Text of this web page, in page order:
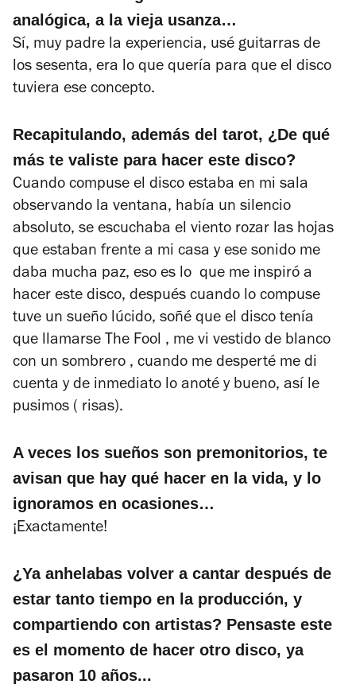
analógica, a la vieja usanza…
Sí, muy padre la experiencia, usé guitarras de
los sesenta, era lo que quería para que el disco
tuviera ese concepto.
Recapitulando, además del tarot, ¿De qué
más te valiste para hacer este disco?
Cuando compuse el disco estaba en mi sala
observando la ventana, había un silencio
absoluto, se escuchaba el viento rozar las hojas
que estaban frente a mi casa y ese sonido me
daba mucha paz, eso es lo que me inspiró a
hacer este disco, después cuando lo compuse
tuve un sueño lúcido, soñé que el disco tenía
que llamarse The Fool , me vi vestido de blanco
con un sombrero , cuando me desperté me di
cuenta y de inmediato lo anoté y bueno, así le
pusimos ( risas).
A veces los sueños son premonitorios, te
avisan que hay qué hacer en la vida, y lo
ignoramos en ocasiones…
¡Exactamente!
¿Ya anhelabas volver a cantar después de
estar tanto tiempo en la producción, y
compartiendo con artistas? Pensaste este
es el momento de hacer otro disco, ya
pasaron 10 años...